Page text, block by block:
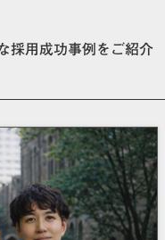
採用成功事例をご紹介